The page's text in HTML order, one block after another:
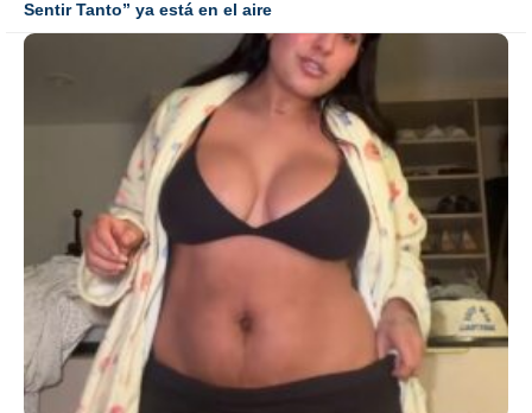
Sentir Tanto” ya está en el aire